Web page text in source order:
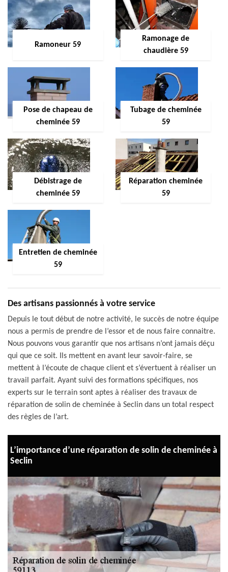
Ramoneur 59
Ramonage de
chaudière 59
Pose de chapeau de
cheminée 59
Tubage de cheminée
59
Débistrage de
cheminée 59
Réparation cheminée
59
Entretien de cheminée
59
Des artisans passionnés à votre service
Depuis le tout début de notre activité, le succès de notre équipe
nous a permis de prendre de l’essor et de nous faire connaitre.
Nous pouvons vous garantir que nos artisans n’ont jamais déçu
qui que ce soit. Ils mettent en avant leur savoir-faire, se
mettent à l’écoute de chaque client et s’évertuent à réaliser un
travail parfait. Ayant suivi des formations spécifiques, nos
experts sur le terrain sont aptes à réaliser des travaux de
réparation de solin de cheminée à Seclin dans un total respect
des règles de l’art.
L’importance d’une réparation de solin de cheminée à
Seclin